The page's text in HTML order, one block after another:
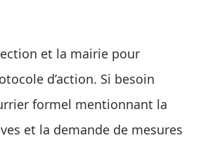
et la mairie pour
d’action. Si besoin
formel mentionnant la
et la demande de mesures